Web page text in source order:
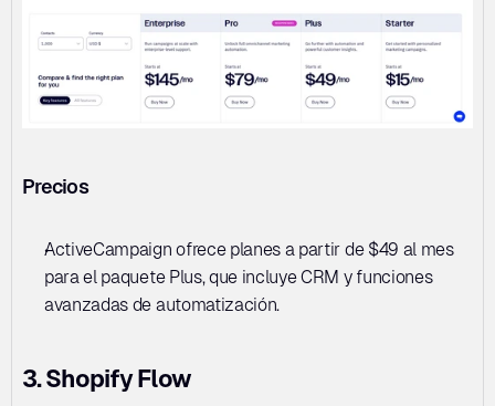
Precios
ActiveCampaign ofrece planes a partir de $49 al mes
para el paquete Plus, que incluye CRM y funciones
avanzadas de automatización.
3. Shopify Flow